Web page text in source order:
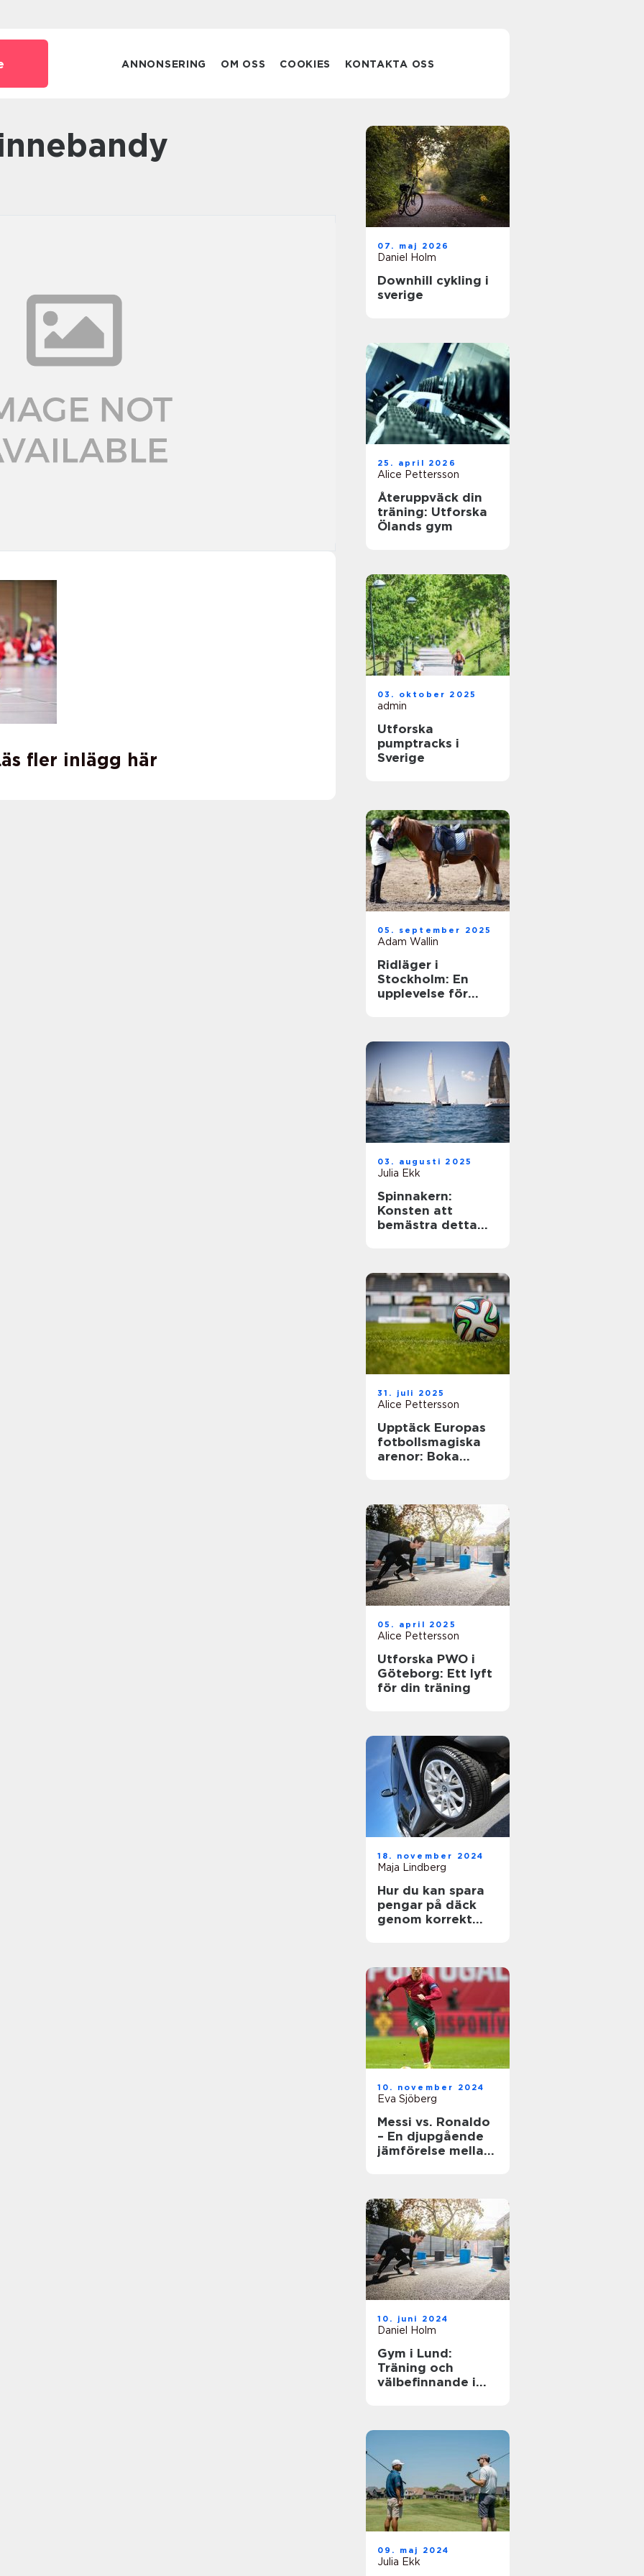
ANNONSERING OM OSS COOKIES KONTAKTA OSS
fler inlägg här
07. maj 2026
Daniel Holm
Downhill cykling i
sverige
25. april 2026
Alice Pettersson
Återuppväck din
träning: Utforska
Ölands gym
03. oktober 2025
admin
Utforska
pumptracks i
Sverige
05. september 2025
Adam Wallin
Ridläger i
Stockholm: En
upplevelse för
03. augusti 2025
Julia Ekk
Spinnakern:
Konsten att
bemästra detta
31. juli 2025
Alice Pettersson
Upptäck Europas
fotbollsmagiska
arenor: Boka
05. april 2025
Alice Pettersson
Utforska PWO i
Göteborg: Ett lyft
för din träning
18. november 2024
Maja Lindberg
Hur du kan spara
pengar på däck
genom korrekt
10. november 2024
Eva Sjöberg
Messi vs. Ronaldo
– En djupgående
jämförelse mellan
10. juni 2024
Daniel Holm
Gym i Lund:
Träning och
välbefinnande i
09. maj 2024
Julia Ekk